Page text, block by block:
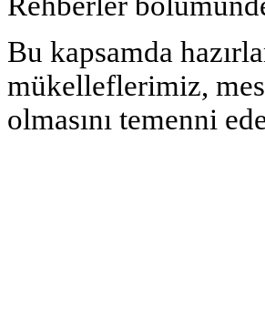
Bu kapsamda
mükelleflerimiz,
olmasını temenni